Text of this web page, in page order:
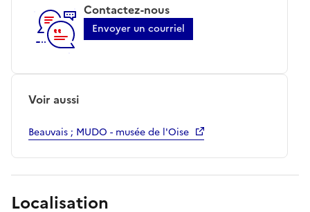
Contactez-nous
Envoyer un courriel
Voir aussi
Beauvais ; MUDO - musée de l'Oise
Localisation